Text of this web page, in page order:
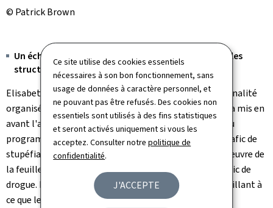
Ce site utilise des cookies essentiels
nécessaires à son bon fonctionnement, sans
usage de données à caractère personnel, et
ne pouvant pas être refusés. Des cookies non
essentiels sont utilisés à des fins statistiques
et seront activés uniquement si vous les
acceptez. Consulter notrepolitique de
confidentialité.
J'ACCEPTE
© Patrick Brown
Un échange sur la lutte contre le crime organisé et les
structures familiales criminelles
Elisabeth Margue a rappelé que la lutte contre la criminalité
organisée constitue l'une de ses priorités. La ministre a mis en
avant l'approche transversale adoptée dans le cadre du
programme Drogendësch 2.0, visant à combattre le trafic de
stupéfiants, et a souligné l'importance de la mise en œuvre de
la feuille de route de l'Union européenne contre le trafic de
drogue. Le ministère de la Justice joue un rôle clé en veillant à
ce que les autorités judiciaires disposent des moyens